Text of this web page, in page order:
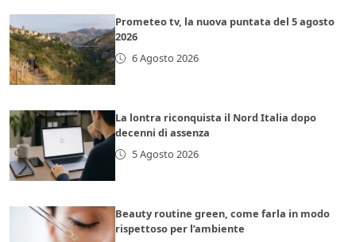
Prometeo tv, la nuova puntata del 5 agosto
2026
6 Agosto 2026
La lontra riconquista il Nord Italia dopo
decenni di assenza
5 Agosto 2026
Beauty routine green, come farla in modo
rispettoso per l’ambiente